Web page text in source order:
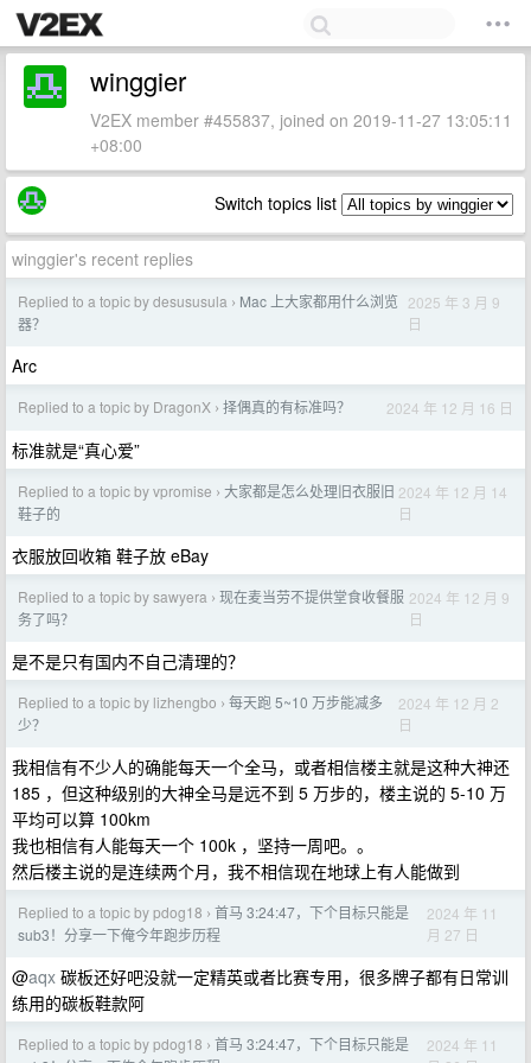
winggier
V2EX member #455837, joined on 2019-11-27 13:05:11
+08:00
Switch topics list
winggier's recent replies
Replied to a topic by desususula › Mac 上大家都用什么浏览
器？
2025 年 3 月 9
日
Arc
Replied to a topic by DragonX › 择偶真的有标准吗？ 2024 年 12 月 16 日
标准就是“真心爱”
Replied to a topic by vpromise › 大家都是怎么处理旧衣服旧
鞋子的
2024 年 12 月 14
日
衣服放回收箱 鞋子放 eBay
Replied to a topic by sawyera › 现在麦当劳不提供堂食收餐服
务了吗？
2024 年 12 月 9
日
是不是只有国内不自己清理的？
Replied to a topic by lizhengbo › 每天跑 5~10 万步能减多
少？
2024 年 12 月 2
日
我相信有不少人的确能每天一个全马，或者相信楼主就是这种大神还
185 ，但这种级别的大神全马是远不到 5 万步的，楼主说的 5-10 万
平均可以算 100km
我也相信有人能每天一个 100k ，坚持一周吧。。
然后楼主说的是连续两个月，我不相信现在地球上有人能做到
Replied to a topic by pdog18 › 首马 3:24:47，下个目标只能是
sub3！分享一下俺今年跑步历程
2024 年 11
月 27 日
@aqx 碳板还好吧没就一定精英或者比赛专用，很多牌子都有日常训
练用的碳板鞋款阿
Replied to a topic by pdog18 › 首马 3:24:47，下个目标只能是
2024 年 11